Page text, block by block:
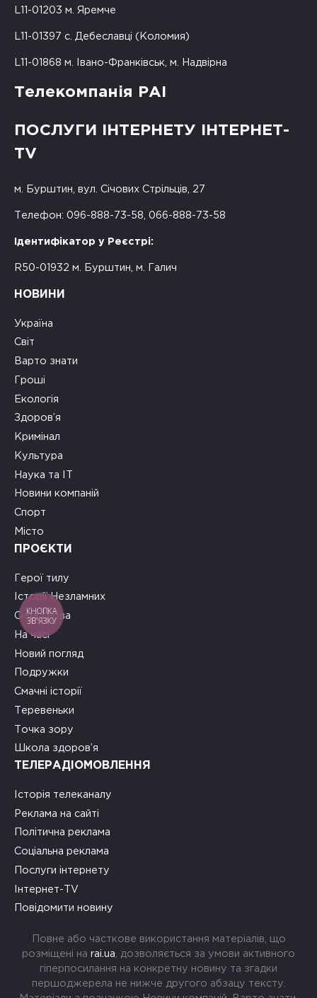
L11-01203 м. Яремче
L11-01397 с. Дебеславці (Коломия)
L11-01868 м. Івано-Франківськ, м. Надвірна
Телекомпанія РАІ
ПОСЛУГИ ІНТЕРНЕТУ ІНТЕРНЕТ-
TV
м. Бурштин, вул. Січових Стрільців, 27
Телефон: 096-888-73-58, 066-888-73-58
Ідентифікатор у Реєстрі:
R50-01932 м. Бурштин, м. Галич
НОВИНИ
Україна
Світ
Варто знати
Гроші
Екологія
Здоров’я
Кримінал
Культура
Наука та ІТ
Новини компаній
Спорт
Місто
ПРОЄКТИ
Герої тилу
Історії Незламних
Сила слова
На часі
Новий погляд
Подружки
Смачні історії
Теревеньки
Точка зору
Школа здоров’я
ТЕЛЕРАДІОМОВЛЕННЯ
Історія телеканалу
Реклама на сайті
Політична реклама
Соціальна реклама
Послуги інтернету
Інтернет-TV
Повідомити новину
Повне або часткове використання матеріалів, що
розміщені на rai.ua , дозволяється за умови активного
гіперпосилання на конкретну новину та згадки
першоджерела не нижче другого абзацу тексту.
КНОПКА
ЗВ'ЯЗКУ